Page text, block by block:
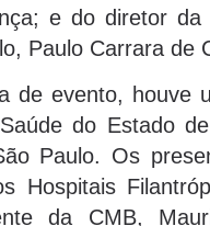
e do diretor
Paulo Carrara de
de evento, houve
do Estado
Paulo. Os
Hospitais
da CMB,